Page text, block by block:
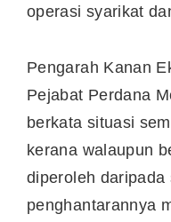
operasi syarikat
Pengarah Kanan
Pejabat Perdana
berkata situasi
kerana walaupun
diperoleh daripada
penghantarannya